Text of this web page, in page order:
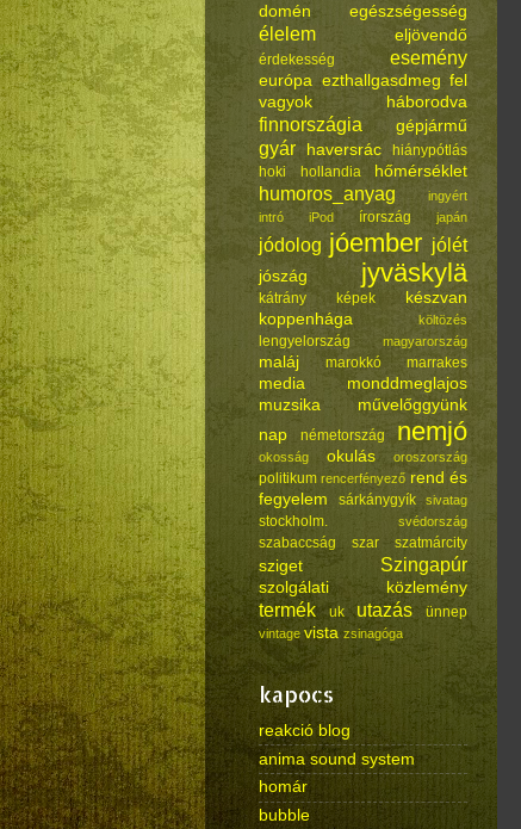
domén
egészségesség
élelem eljövendő
érdekesség esemény
európa ezthallgasdmeg fel
vagyok háborodva
finnországia gépjármű
gyár haversrác
hiánypótlás
hoki
hollandia hőmérséklet
humoros_anyag
ingyért
intró
iPod írország japán
jódolog jóember jólét
jószág jyväskylä
kátrány képek
készvan
koppenhága
költözés
lengyelország magyarország
maláj marokkó marrakes
media
monddmeglajos
muzsika
művelőggyünk
nap
németország nemjó
okosság okulás oroszország
politikum rencerfényező rend és
fegyelem
sárkánygyík sivatag
stockholm. svédország
szabaccság szar szatmárcity
sziget Szingapúr
szolgálati közlemény
termék uk utazás ünnep
vintage vista zsinagóga
kapocs
reakció blog
anima sound system
homár
bubble